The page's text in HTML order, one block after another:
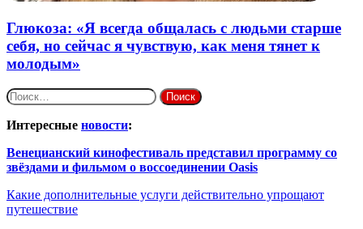
Глюкоза: «Я всегда общалась с людьми старше
себя, но сейчас я чувствую, как меня тянет к
молодым»
Найти:
Интересные новости:
Венецианский кинофестиваль представил программу со
звёздами и фильмом о воссоединении Oasis
Какие дополнительные услуги действительно упрощают
путешествие